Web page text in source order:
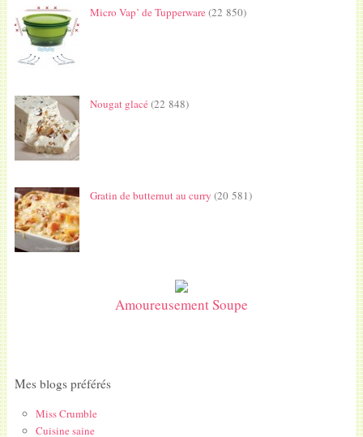
Micro Vap’ de Tupperware(22 850)
Nougat glacé(22 848)
Gratin de butternut au curry (20 581)
Amoureusement Soupe
Mes blogs préférés
Miss Crumble
Cuisine saine